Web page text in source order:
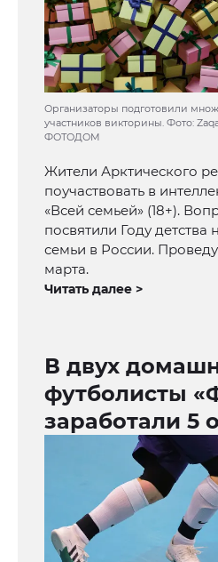
Организаторы подготовили
участников викторины. Фото:
ФОТОДОМ
Жители Арктического
поучаствовать в
«Всей семьей» (18+).
посвятили Году детства
семьи в России.
марта.
Читать далее >
В двух
футболисты
заработали 5